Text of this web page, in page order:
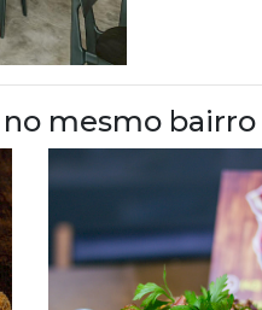
mesmo bairro